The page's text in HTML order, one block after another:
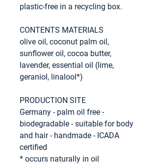
plastic-free in a recycling box.
CONTENTS MATERIALS
olive oil, coconut palm oil,
sunflower oil, cocoa butter,
lavender, essential oil (lime,
geraniol, linalool*)
PRODUCTION SITE
Germany - palm oil free -
biodegradable - suitable for body
and hair - handmade - ICADA
certified
* occurs naturally in oil